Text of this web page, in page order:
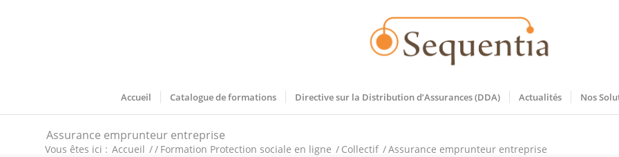
Accueil Catalogue de formations Directive sur la Distribution d’Assurances (DDA) Actualités Nos
Assurance emprunteur entreprise
Vous êtes ici : Accueil // Formation Protection sociale en ligne / Collectif /Assurance emprunteur entreprise